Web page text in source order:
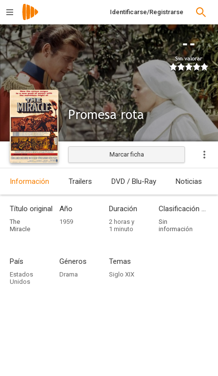
Identificarse/Registrarse
--
Sin valorar
Promesa rota
Estrenada
Marcar ficha
Información Trailers DVD / Blu-Ray Noticias
Título original
The
Miracle
Año
1959
Duración
2 horas y
1 minuto
Clasificación por edades
Sin
información
País
Estados
Unidos
Géneros
Drama
Temas
Siglo XIX